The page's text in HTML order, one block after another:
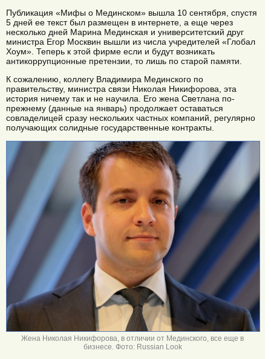
Публикация «Мифы о Мединском» вышла 10 сентября, спустя
5 дней ее текст был размещен в интернете, а еще через
несколько дней Марина Мединская и университетский друг
министра Егор Москвин вышли из числа учредителей «Глобал
Хоум». Теперь к этой фирме если и будут возникать
антикоррупционные претензии, то лишь по старой памяти.
К сожалению, коллегу Владимира Мединского по
правительству, министра связи Николая Никифорова, эта
история ничему так и не научила. Его жена Светлана по-
прежнему (данные на январь) продолжает оставаться
совладелицей сразу нескольких частных компаний, регулярно
получающих солидные государственные контракты.
Жена Николая Никифорова, в отличии от Мединского, все еще в
бизнесе. Фото: Russian Look